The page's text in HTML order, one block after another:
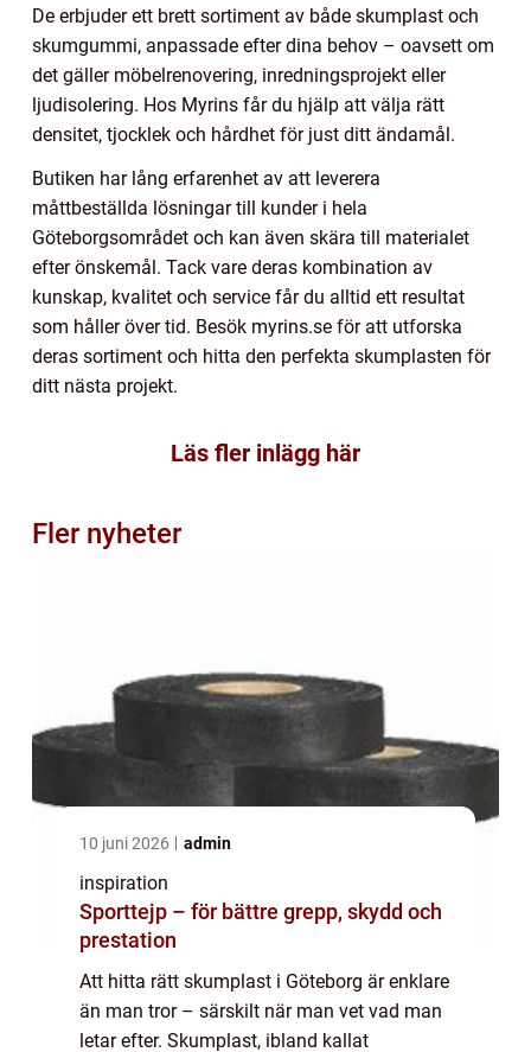
De erbjuder ett brett sortiment av både skumplast och
skumgummi, anpassade efter dina behov – oavsett om
det gäller möbelrenovering, inredningsprojekt eller
ljudisolering. Hos Myrins får du hjälp att välja rätt
densitet, tjocklek och hårdhet för just ditt ändamål.
Butiken har lång erfarenhet av att leverera
måttbeställda lösningar till kunder i hela
Göteborgsområdet och kan även skära till materialet
efter önskemål. Tack vare deras kombination av
kunskap, kvalitet och service får du alltid ett resultat
som håller över tid. Besök myrins.se för att utforska
deras sortiment och hitta den perfekta skumplasten för
ditt nästa projekt.
Läs fler inlägg här
Fler nyheter
10 juni 2026 admin
inspiration
Sporttejp – för bättre grepp, skydd och
prestation
Att hitta rätt skumplast i Göteborg är enklare
än man tror – särskilt när man vet vad man
letar efter. Skumplast, ibland kallat